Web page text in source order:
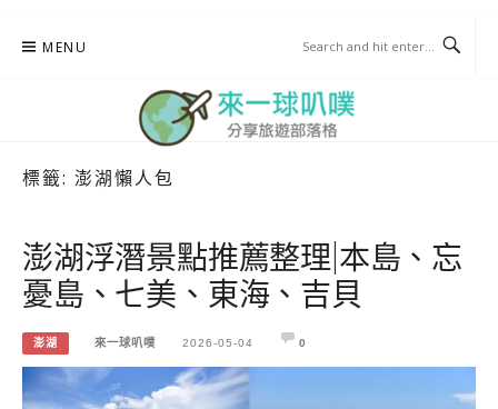
MENU
標籤: 澎湖懶人包
澎湖浮潛景點推薦整理|本島、忘
憂島、七美、東海、吉貝
澎湖 來一球叭噗 2026-05-04 0